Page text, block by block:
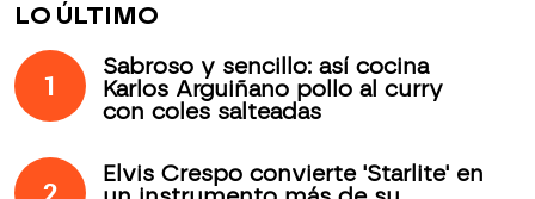
LO ÚLTIMO
1
Sabroso y sencillo: así cocina
Karlos Arguiñano pollo al curry
con coles salteadas
Elvis Crespo convierte 'Starlite' en